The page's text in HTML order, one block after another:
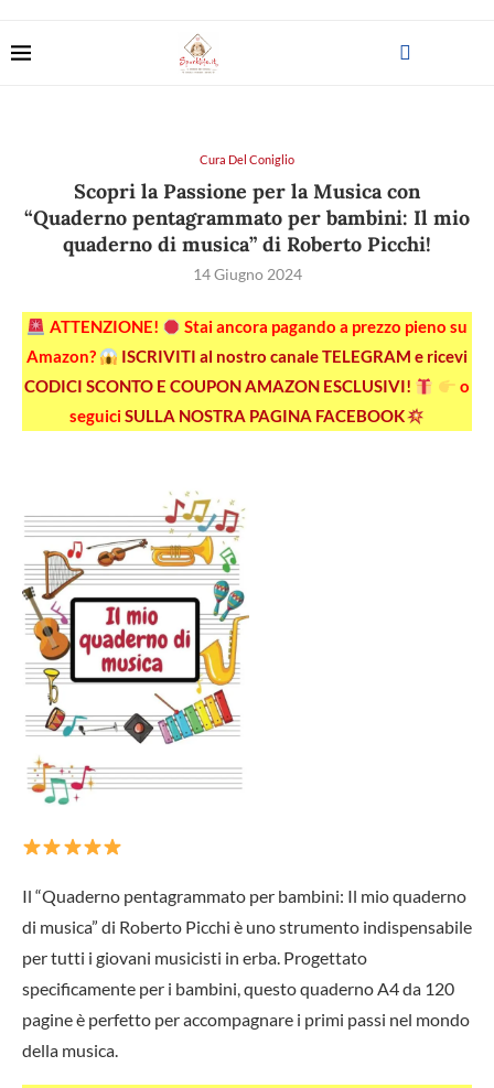
Cura Del Coniglio
Scopri la Passione per la Musica con
“Quaderno pentagrammato per bambini: Il mio
quaderno di musica” di Roberto Picchi!
14 Giugno 2024
ATTENZIONE!
Stai ancora pagando a prezzo pieno su
Amazon?
ISCRIVITI al nostro canale TELEGRAM e ricevi
CODICI SCONTO E COUPON AMAZON ESCLUSIVI!
o
seguiciSULLA NOSTRA PAGINA FACEBOOK
Il “Quaderno pentagrammato per bambini: Il mio quaderno
di musica” di Roberto Picchi è uno strumento indispensabile
per tutti i giovani musicisti in erba. Progettato
specificamente per i bambini, questo quaderno A4 da 120
pagine è perfetto per accompagnare i primi passi nel mondo
della musica.